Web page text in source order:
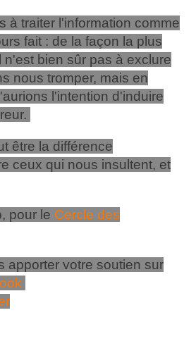
à traiter l'information comme
fait : de la façon la plus
n'est bien sûr pas à exclure
nous tromper, mais en
l'intention d'induire
être la différence
ceux qui nous insultent, et
pour le Cercle des
apporter votre soutien sur